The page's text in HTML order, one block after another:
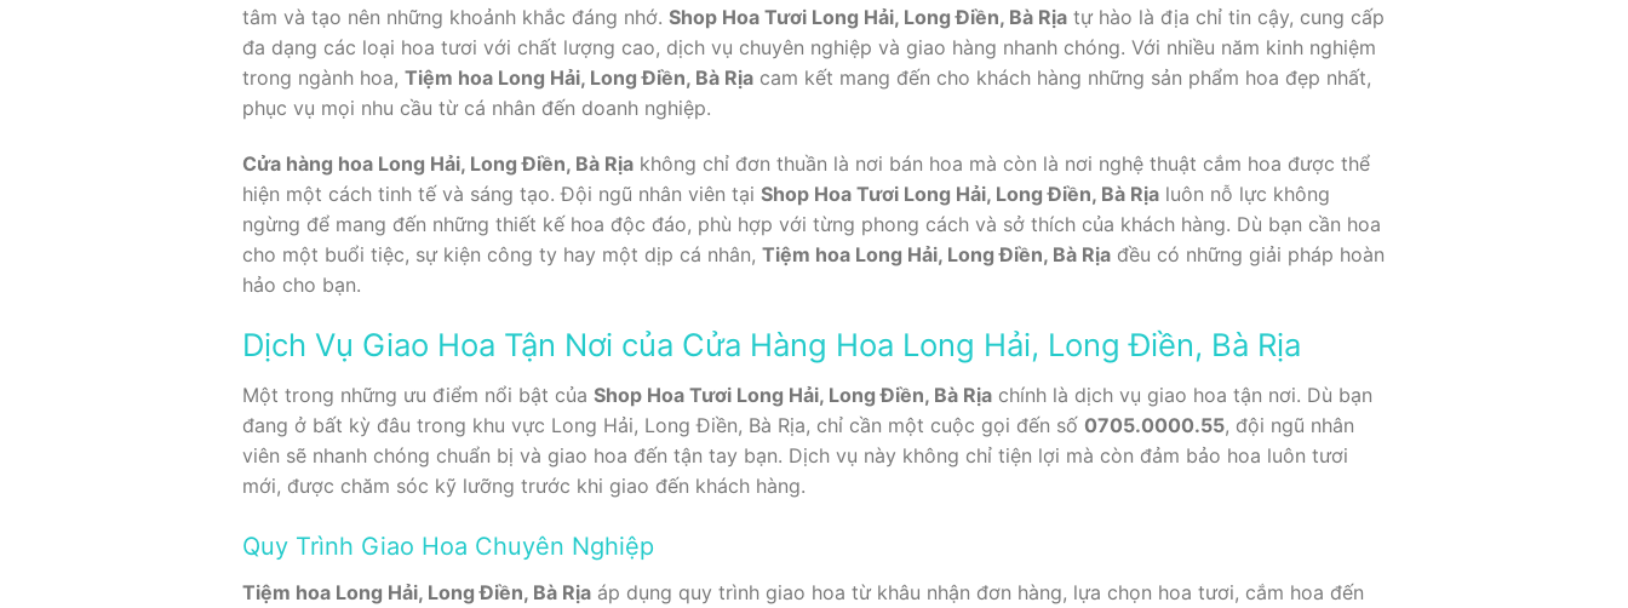
tâm và tạo nên những khoảnh khắc đáng nhớ. Shop Hoa Tươi Long Hải, Long Điền, Bà Rịatự hào là địa chỉ tin cậy, cung cấp
đa dạng các loại hoa tươi với chất lượng cao, dịch vụ chuyên nghiệp và giao hàng nhanh chóng. Với nhiều năm kinh nghiệm
trong ngành hoa, Tiệm hoa Long Hải, Long Điền, Bà Rịacam kết mang đến cho khách hàng những sản phẩm hoa đẹp nhất,
phục vụ mọi nhu cầu từ cá nhân đến doanh nghiệp.
Cửa hàng hoa Long Hải, Long Điền, Bà Rịakhông chỉ đơn thuần là nơi bán hoa mà còn là nơi nghệ thuật cắm hoa được thể
hiện một cách tinh tế và sáng tạo. Đội ngũ nhân viên tại Shop Hoa Tươi Long Hải, Long Điền, Bà Rịaluôn nỗ lực không
ngừng để mang đến những thiết kế hoa độc đáo, phù hợp với từng phong cách và sở thích của khách hàng. Dù bạn cần hoa
cho một buổi tiệc, sự kiện công ty hay một dịp cá nhân, Tiệm hoa Long Hải, Long Điền, Bà Rịađều có những giải pháp hoàn
hảo cho bạn.
Dịch Vụ Giao Hoa Tận Nơi của Cửa Hàng Hoa Long Hải, Long Điền, Bà Rịa
Một trong những ưu điểm nổi bật của Shop Hoa Tươi Long Hải, Long Điền, Bà Rịachính là dịch vụ giao hoa tận nơi. Dù bạn
đang ở bất kỳ đâu trong khu vực Long Hải, Long Điền, Bà Rịa, chỉ cần một cuộc gọi đến số 0705.0000.55, đội ngũ nhân
viên sẽ nhanh chóng chuẩn bị và giao hoa đến tận tay bạn. Dịch vụ này không chỉ tiện lợi mà còn đảm bảo hoa luôn tươi
mới, được chăm sóc kỹ lưỡng trước khi giao đến khách hàng.
Quy Trình Giao Hoa Chuyên Nghiệp
Tiệm hoa Long Hải, Long Điền, Bà Rịaáp dụng quy trình giao hoa từ khâu nhận đơn hàng, lựa chọn hoa tươi, cắm hoa đến